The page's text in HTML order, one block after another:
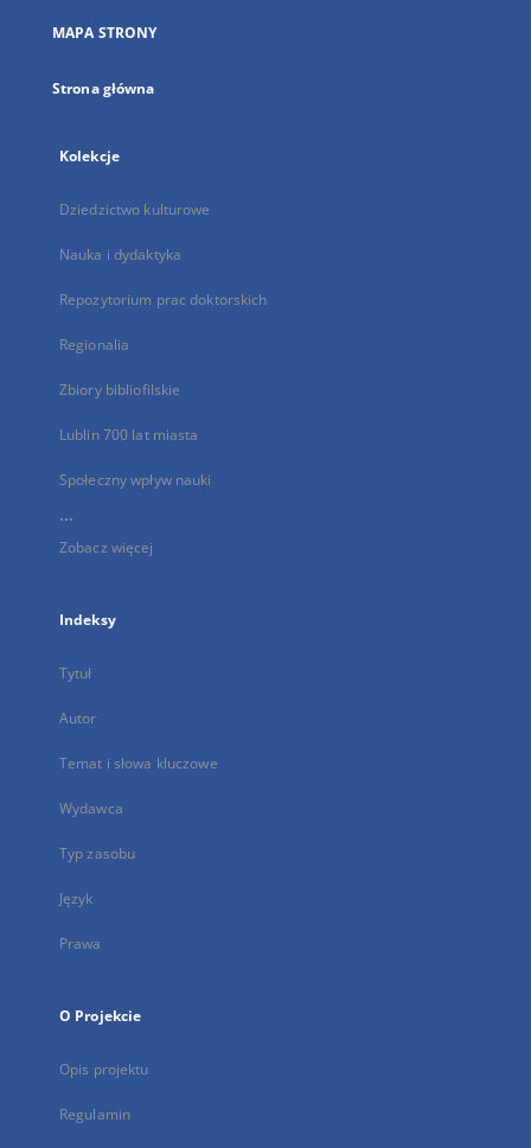
karcie
MAPA STRONY
Strona główna
Kolekcje
Dziedzictwo kulturowe
Nauka i dydaktyka
Repozytorium prac doktorskich
Regionalia
Zbiory bibliofilskie
Lublin 700 lat miasta
Społeczny wpływ nauki
...
Zobacz więcej
Indeksy
Tytuł
Autor
Temat i słowa kluczowe
Wydawca
Typ zasobu
Język
Prawa
O Projekcie
Opis projektu
Regulamin